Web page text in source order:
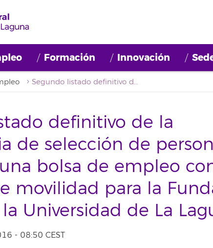
Formación Innovación
Segundo listado definitivo de la convocatoria de selección de personal para conformar una bolsa de empleo con perfil técnico/a de movilidad para la Fundación General de la Universidad de La Laguna
definitivo de la
de selección de
bolsa de empleo
movilidad para la
Universidad de La
- 08:50 CEST